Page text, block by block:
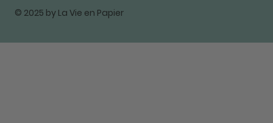
© 2025 by La Vie en Papier